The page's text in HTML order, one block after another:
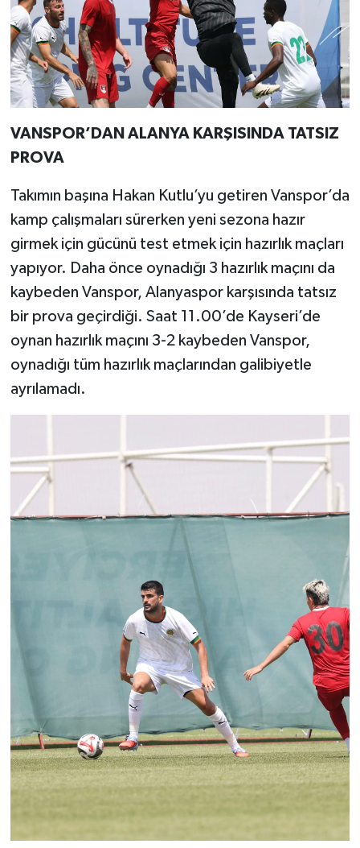
VANSPOR’DAN ALANYA KARŞISINDA TATSIZ
PROVA
Takımın başına Hakan Kutlu’yu getiren Vanspor’da
kamp çalışmaları sürerken yeni sezona hazır
girmek için gücünü test etmek için hazırlık maçları
yapıyor. Daha önce oynadığı 3 hazırlık maçını da
kaybeden Vanspor, Alanyaspor karşısında tatsız
bir prova geçirdiği. Saat 11.00’de Kayseri’de
oynan hazırlık maçını 3-2 kaybeden Vanspor,
oynadığı tüm hazırlık maçlarından galibiyetle
ayrılamadı.